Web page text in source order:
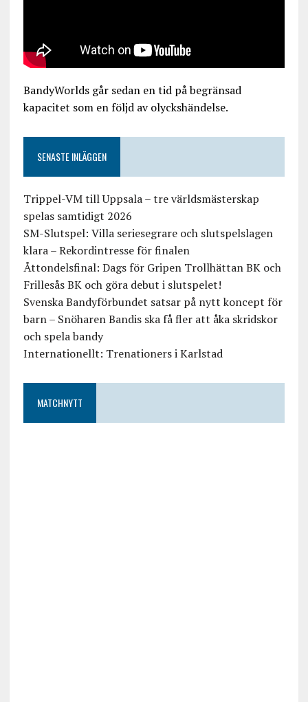
BandyWorlds går sedan en tid på begränsad
kapacitet som en följd av olyckshändelse.
SENASTE INLÄGGEN
Trippel-VM till Uppsala – tre världsmästerskap
spelas samtidigt 2026
SM-Slutspel: Villa seriesegrare och slutspelslagen
klara – Rekordintresse för finalen
Åttondelsfinal: Dags för Gripen Trollhättan BK och
Frillesås BK och göra debut i slutspelet!
Svenska Bandyförbundet satsar på nytt koncept för
barn – Snöharen Bandis ska få fler att åka skridskor
och spela bandy
Internationellt: Trenationers i Karlstad
MATCHNYTT